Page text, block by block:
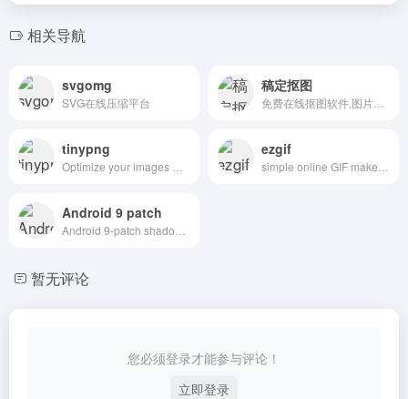
相关导航
svgomg
SVG在线压缩平台
稿定抠图
tinypng ezgif
Android 9 patch
暂无评论
您必须登录才能参与评论！
立即登录